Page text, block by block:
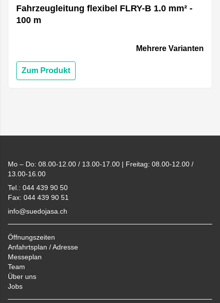
Fahrzeugleitung flexibel FLRY-B 1.0 mm² -
100 m
Mehrere Varianten
Zum Produkt
Mo – Do: 08.00-12.00 / 13.00-17.00 | Freitag: 08.00-12.00 /
13.00-16.00
Tel.: 044 439 90 50
Fax: 044 439 90 51
info@suedojasa.ch
Öffnungszeiten
Anfahrtsplan / Adresse
Messeplan
Team
Über uns
Jobs